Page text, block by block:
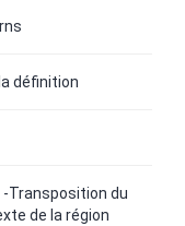
définition
Transposition du
de la région